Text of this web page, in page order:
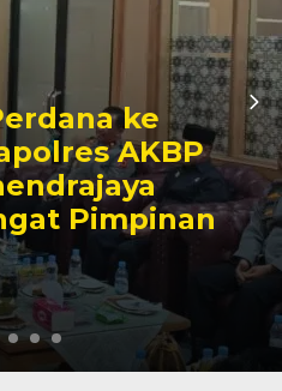
sebagai
AKBP Fantry
dan Disiplin
Publik